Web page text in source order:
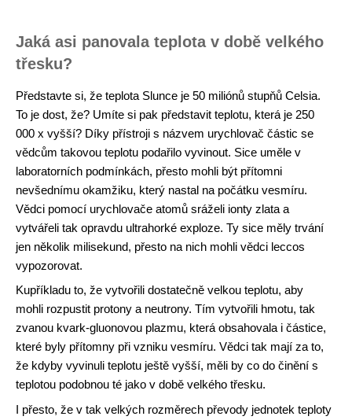
Jaká asi panovala teplota v době velkého
třesku?
Představte si, že teplota Slunce je 50 miliónů stupňů Celsia.
To je dost, že? Umíte si pak představit teplotu, která je 250
000 x vyšší? Díky přístroji s názvem urychlovač částic se
vědcům takovou teplotu podařilo vyvinout. Sice uměle v
laboratorních podmínkách, přesto mohli být přítomni
nevšednímu okamžiku, který nastal na počátku vesmíru.
Vědci pomocí urychlovače atomů sráželi ionty zlata a
vytvářeli tak opravdu ultrahorké exploze. Ty sice měly trvání
jen několik milisekund, přesto na nich mohli vědci leccos
vypozorovat.
Kupříkladu to, že vytvořili dostatečně velkou teplotu, aby
mohli rozpustit protony a neutrony. Tím vytvořili hmotu, tak
zvanou kvark-gluonovou plazmu, která obsahovala i částice,
které byly přítomny při vzniku vesmíru. Vědci tak mají za to,
že kdyby vyvinuli teplotu ještě vyšší, měli by co do činění s
teplotou podobnou té jako v době velkého třesku.
I přesto, že v tak velkých rozměrech převody jednotek teploty